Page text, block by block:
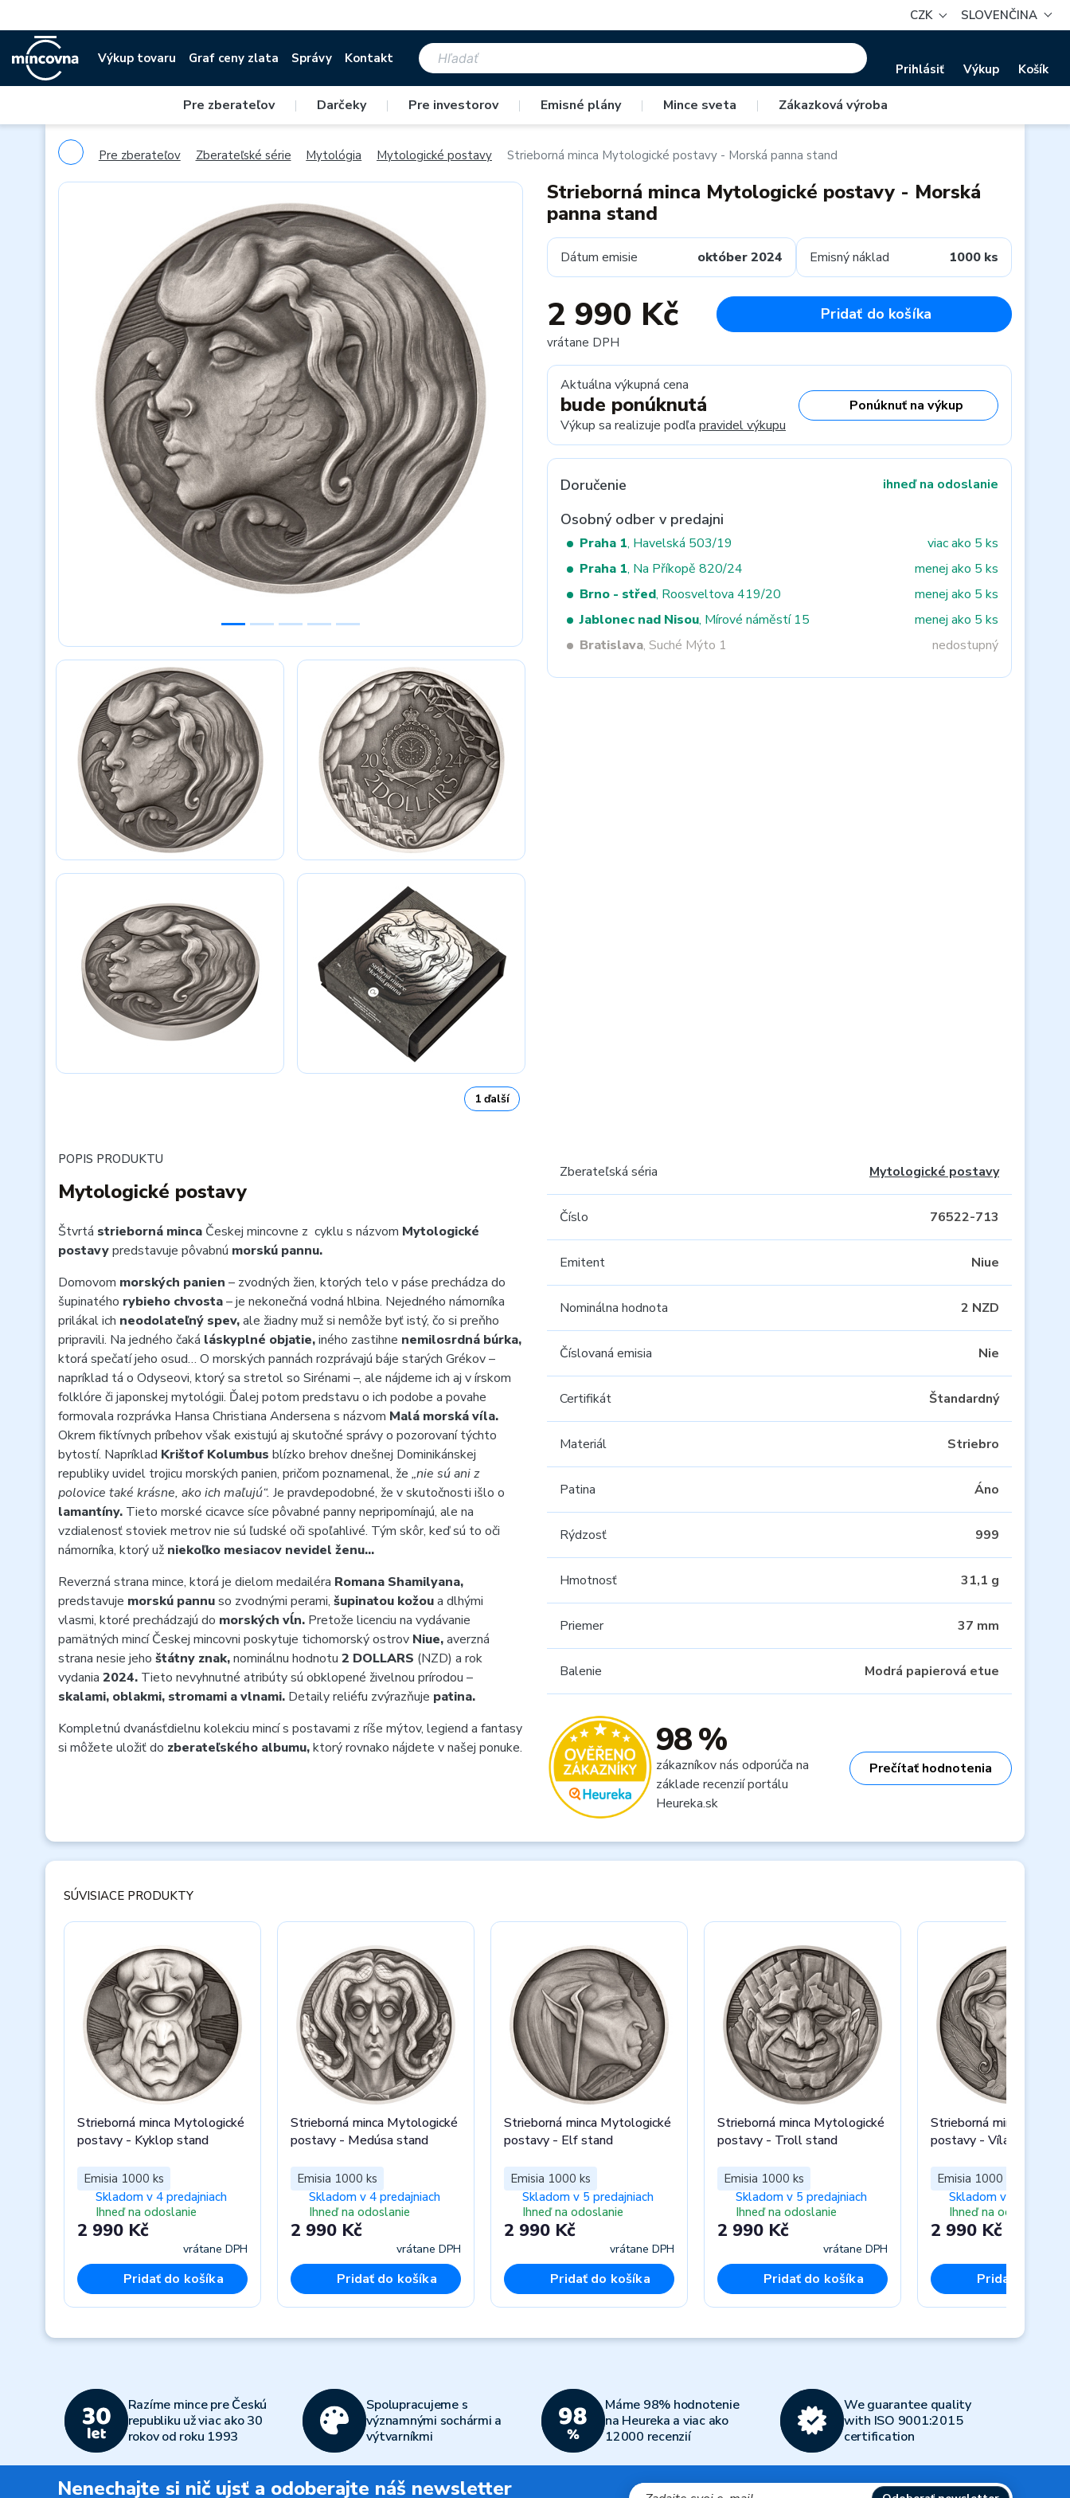
CZK SLOVENČINA
Výkup tovaru Graf ceny zlata Správy Kontakt
Prihlásiť Výkup Košík
Pre zberateľov | Darčeky | Pre investorov | Emisné plány | Mince sveta | Zákazková výroba
Pre zberateľov Zberateľské série Mytológia Mytologické postavy Strieborná minca Mytologické postavy - Morská panna stand
Previous
1 ďalší
Strieborná minca Mytologické postavy - Morská
panna stand
Dátum emisie október 2024 Emisný náklad 1000 ks
2 990 Kč
vrátane DPH
Pridať do košíka
Aktuálna výkupná cena
bude ponúknutá
Výkup sa realizuje podľa pravidel výkupu
Ponúknuť na výkup
Doručenie ihneď na odoslanie
Osobný odber v predajni
Praha 1, Havelská 503/19
viac ako 5 ks
Praha 1, Na Příkopě 820/24
menej ako 5 ks
Brno - střed, Roosveltova 419/20
menej ako 5 ks
Jablonec nad Nisou, Mírové náměstí 15
menej ako 5 ks
Bratislava, Suché Mýto 1 nedostupný
POPIS PRODUKTU
Mytologické postavy
Štvrtá strieborná minca Českej mincovne z cyklu s názvom Mytologické
postavypredstavuje pôvabnú morskú pannu.
Domovom morských panien – zvodných žien, ktorých telo v páse prechádza do
šupinatého rybieho chvosta– je nekonečná vodná hlbina. Nejedného námorníka
prilákal ich neodolateľný spev,ale žiadny muž si nemôže byť istý, čo si preňho
pripravili. Na jedného čaká láskyplné objatie,iného zastihne nemilosrdná búrka,
ktorá spečatí jeho osud… O morských pannách rozprávajú báje starých Grékov –
napríklad tá o Odyseovi, ktorý sa stretol so Sirénami –, ale nájdeme ich aj v írskom
folklóre či japonskej mytológii. Ďalej potom predstavu o ich podobe a povahe
formovala rozprávka Hansa Christiana Andersena s názvom Malá morská víla.
Okrem fiktívnych príbehov však existujú aj skutočné správy o pozorovaní týchto
bytostí. Napríklad Krištof Kolumbus blízko brehov dnešnej Dominikánskej
republiky uvidel trojicu morských panien, pričom poznamenal, že „nie sú ani z
polovice také krásne, ako ich maľujú“. Je pravdepodobné, že v skutočnosti išlo o
lamantíny. Tieto morské cicavce síce pôvabné panny nepripomínajú, ale na
vzdialenosť stoviek metrov nie sú ľudské oči spoľahlivé. Tým skôr, keď sú to oči
námorníka, ktorý už niekoľko mesiacov nevidel ženu…
Reverzná strana mince, ktorá je dielom medailéra Romana Shamilyana,
predstavuje morskú pannuso zvodnými perami, šupinatou kožoua dlhými
vlasmi, ktoré prechádzajú do morských vĺn. Pretože licenciu na vydávanie
pamätných mincí Českej mincovni poskytuje tichomorský ostrov Niue,averzná
strana nesie jeho štátny znak,nominálnu hodnotu 2 DOLLARS (NZD) a rok
vydania 2024. Tieto nevyhnutné atribúty sú obklopené živelnou prírodou –
skalami, oblakmi, stromami a vlnami. Detaily reliéfu zvýrazňuje patina.
Kompletnú dvanásťdielnu kolekciu mincí s postavami z ríše mýtov, legiend a fantasy
si môžete uložiť do zberateľského albumu,ktorý rovnako nájdete v našej ponuke.
Zberateľská séria Mytologické postavy
Číslo 76522-713
Emitent Niue
Nominálna hodnota 2 NZD
Číslovaná emisia Nie
Certifikát Štandardný
Materiál Striebro
Patina Áno
Rýdzosť 999
Hmotnosť 31,1 g
Priemer 37 mm
Balenie Modrá papierová etue
98 %
zákazníkov nás odporúča na
základe recenzií portálu
Heureka.sk
Prečítať hodnotenia
SÚVISIACE PRODUKTY
Strieborná minca Mytologické
postavy - Kyklop stand
Emisia 1000 ks
Skladom v 4 predajniach
Ihneď na odoslanie
2 990 Kč
vrátane DPH
Pridať do košíka
Strieborná minca Mytologické
postavy - Medúsa stand
Emisia 1000 ks
Skladom v 4 predajniach
Ihneď na odoslanie
2 990 Kč
vrátane DPH
Pridať do košíka
Strieborná minca Mytologické
postavy - Elf stand
Emisia 1000 ks
Skladom v 5 predajniach
Ihneď na odoslanie
2 990 Kč
vrátane DPH
Pridať do košíka
Strieborná minca Mytologické
postavy - Troll stand
Emisia 1000 ks
Skladom v 5 predajniach
Ihneď na odoslanie
2 990 Kč
vrátane DPH
Pridať do košíka
Strieborná minca
postavy - Víla stand
Emisia 1000 ks
Skladom v 5
Ihneď na odoslanie
2 990 Kč
Pridať do
Razíme mince pre Českú
republiku už viac ako 30
rokov od roku 1993
Spolupracujeme s
významnými sochármi a
výtvarníkmi
Máme 98% hodnotenie
na Heureka a viac ako
12000 recenzií
We guarantee quality
with ISO 9001:2015
certification
Nenechajte si nič ujsť a odoberajte náš newsletter